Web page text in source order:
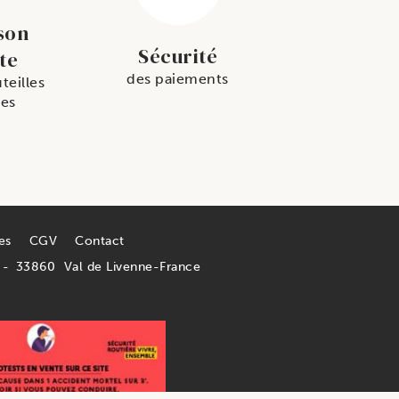
Sécurité
des paiements
CGV
Contact
33860 Val de Livenne-France